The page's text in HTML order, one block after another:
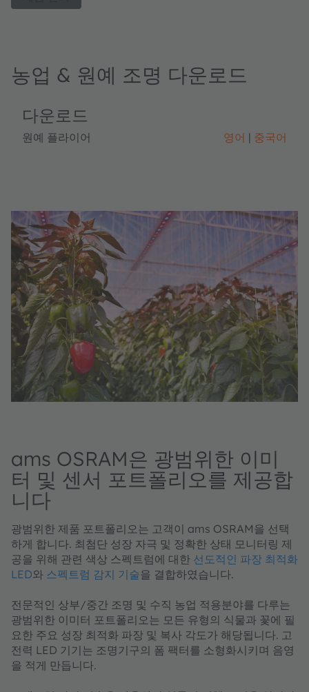
농업 & 원예 조명 다운로드
다운로드
원예 플라이어 영어 중국어
ams OSRAM은 광범위한 이미
터 및 센서 포트폴리오를 제공합
니다
광범위한 제품 포트폴리오는 고객이 ams OSRAM을 선택
하게 합니다. 최첨단 성장 자극 및 정확한 상태 모니터링 제
공을 위해 관련 색상 스펙트럼에 대한 선도적인 파장 최적화
LED와 스펙트럼 감지 기술을 결합하였습니다.
전문적인 상부/중간 조명 및 수직 농업 적용분야를 다루는
광범위한 이미터 포트폴리오는 모든 유형의 식물과 꽃에 필
요한 주요 성장 최적화 파장 및 복사 각도가 해당됩니다. 고
전력 LED 기기는 조명기구의 폼 팩터를 소형화시키며 음영
을 적게 만듭니다.